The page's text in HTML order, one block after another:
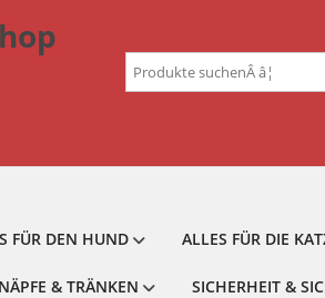
Suchen
nach:
FÜR DEN HUND ALLES FÜR DIE
NÄPFE & TRÄNKEN SICHERHEIT &